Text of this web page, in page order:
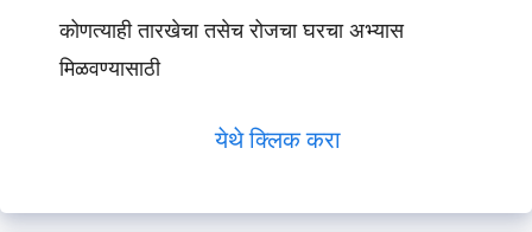
कोणत्याही तारखेचा तसेच रोजचा घरचा अभ्यास
मिळवण्यासाठी
येथे क्लिक करा